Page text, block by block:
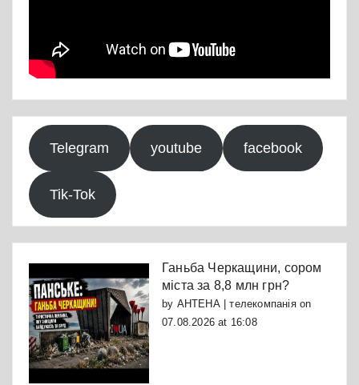
Telegram youtube facebook
Tik-Tok
Ганьба Черкащини, сором
міста за 8,8 млн грн?
by АНТЕНА | телекомпаніяon
07.08.2026 at 16:08